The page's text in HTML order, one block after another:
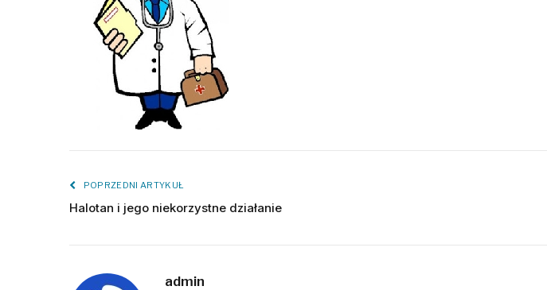
POPRZEDNI ARTYKUŁ
Halotan i jego niekorzystne działanie
admin